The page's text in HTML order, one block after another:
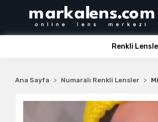
Renkli
Ana Sayfa Numaralı Renkli Lensler